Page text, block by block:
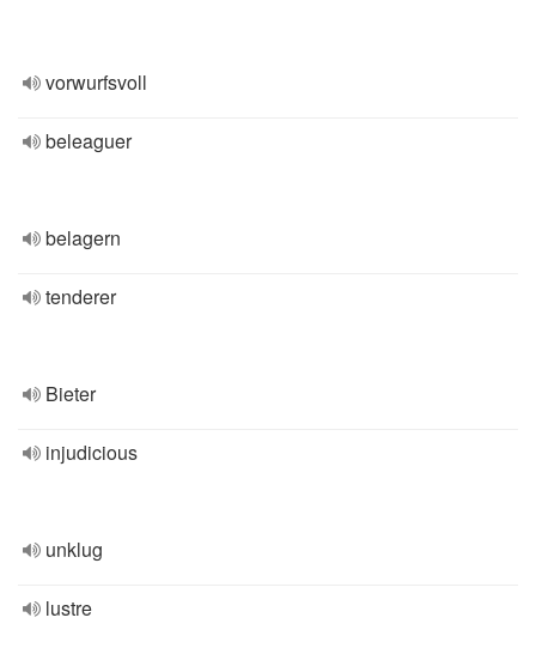
vorwurfsvoll
beleaguer
belagern
tenderer
Bieter
injudicious
unklug
lustre